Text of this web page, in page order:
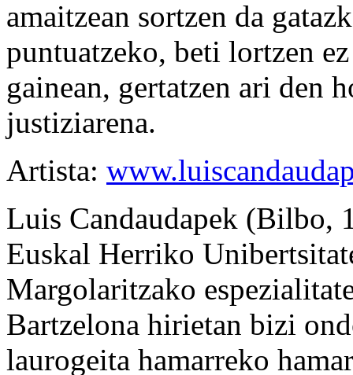
amaitzean sortzen da
puntuatzeko, beti lortzen
gainean, gertatzen ari den
justiziarena.
Artista:
Luis Candaudapek (Bilbo,
Euskal Herriko
Margolaritzako
Bartzelona hirietan bizi
laurogeita hamarreko